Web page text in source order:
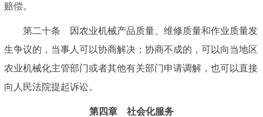
赔偿。
第二十条 因农业机械产品质量、维修质量和作业质量发
生争议的，当事人可以协商解决；协商不成的，可以向当地区
农业机械化主管部门或者其他有关部门申请调解，也可以直接
向人民法院提起诉讼。
第四章 社会化服务